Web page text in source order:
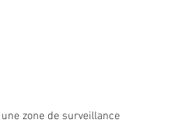
zone de surveillance